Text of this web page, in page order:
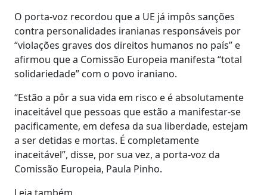
O porta-voz recordou que a UE já impôs sanções
contra personalidades iranianas responsáveis por
“violações graves dos direitos humanos no país” e
afirmou que a Comissão Europeia manifesta “total
solidariedade” com o povo iraniano.
“Estão a pôr a sua vida em risco e é absolutamente
inaceitável que pessoas que estão a manifestar-se
pacificamente, em defesa da sua liberdade, estejam
a ser detidas e mortas. É completamente
inaceitável”, disse, por sua vez, a porta-voz da
Comissão Europeia, Paula Pinho.